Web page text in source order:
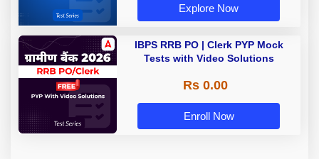
Explore Now
IBPS RRB PO | Clerk PYP Mock
Tests with Video Solutions
Rs 0.00
Enroll Now